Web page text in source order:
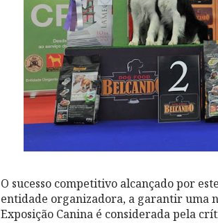
O sucesso competitivo alcançado por
entidade organizadora, a garantir uma
Exposição Canina é considerada pela